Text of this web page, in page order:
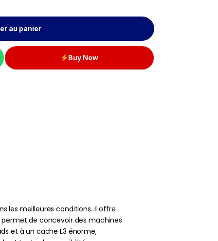
au panier
Buy Now
les meilleures conditions. Il offre
de concevoir des machines
et à un cache L3 énorme,